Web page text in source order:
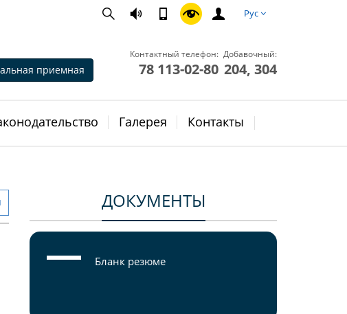
Рус
приемная
Контактный телефон:
78 113-02-80
Добавочный:
204, 304
Галерея Контакты
ДОКУМЕНТЫ
Бланк резюме